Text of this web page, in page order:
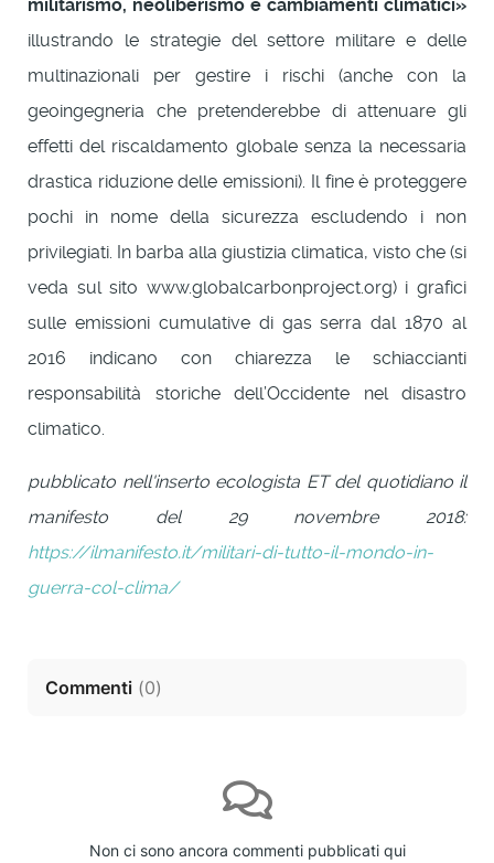
militarismo, neoliberismo e cambiamenti climatici»
illustrando le strategie del settore militare e delle
multinazionali per gestire i rischi (anche con la
geoingegneria che pretenderebbe di attenuare gli
effetti del riscaldamento globale senza la necessaria
drastica riduzione delle emissioni). Il fine è proteggere
pochi in nome della sicurezza escludendo i non
privilegiati. In barba alla giustizia climatica, visto che (si
veda sul sito www.globalcarbonproject.org) i grafici
sulle emissioni cumulative di gas serra dal 1870 al
2016 indicano con chiarezza le schiaccianti
responsabilità storiche dell’Occidente nel disastro
climatico.
pubblicato nell'inserto ecologista ET del quotidiano il
manifesto del 29 novembre 2018:
https://ilmanifesto.it/militari-di-tutto-il-mondo-in-
guerra-col-clima/
Commenti (0)
Non ci sono ancora commenti pubblicati qui